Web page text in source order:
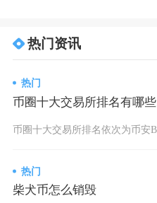
热门资讯
热门
币圈十大交易所排名有哪些
热门
柴犬币怎么销毁